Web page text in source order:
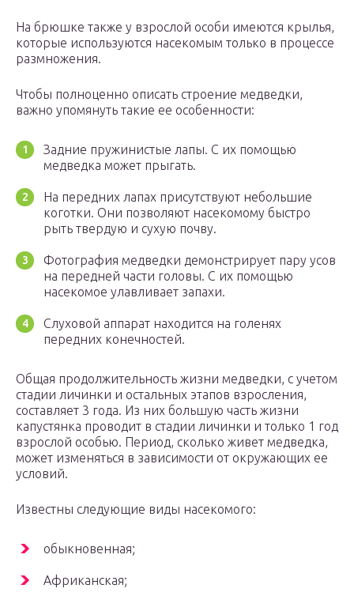
На брюшке также у взрослой особи имеются крылья,
которые используются насекомым только в процессе
размножения.
Чтобы полноценно описать строение медведки,
важно упомянуть такие ее особенности:
Задние пружинистые лапы. С их помощью
медведка может прыгать.
На передних лапах присутствуют небольшие
коготки. Они позволяют насекомому быстро
рыть твердую и сухую почву.
Фотография медведки демонстрирует пару усов
на передней части головы. С их помощью
насекомое улавливает запахи.
Слуховой аппарат находится на голенях
передних конечностей.
Общая продолжительность жизни медведки, с учетом
стадии личинки и остальных этапов взросления,
составляет 3 года. Из них большую часть жизни
капустянка проводит в стадии личинки и только 1 год
взрослой особью. Период, сколько живет медведка,
может изменяться в зависимости от окружающих ее
условий.
Известны следующие виды насекомого:
обыкновенная;
Африканская;